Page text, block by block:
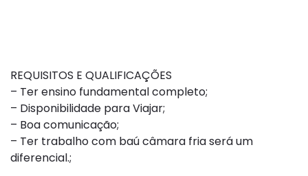
REQUISITOS E QUALIFICAÇÕES
– Ter ensino fundamental completo;
– Disponibilidade para Viajar;
– Boa comunicação;
– Ter trabalho com baú câmara fria será um
diferencial.;